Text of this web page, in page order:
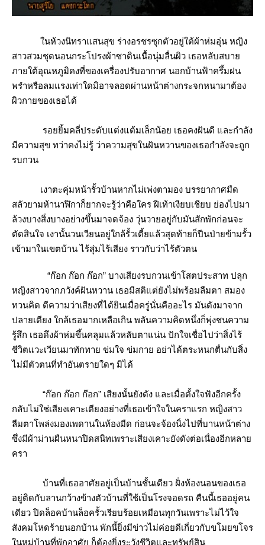
นห้วงนิทราแสนสุข ร่างอรชรซุกตัวอยู่ใต้ผ้าห่มอุ่น หญิง
สาวสวมชุดนอนกระโปรงผ้าซาตินเนื้อนุ่มลื่นผิว เธอหลับสบา
ภายใต้อุณหภูมิคงที่ของเครื่องปรับอากาศ นอกบ้านฟ้าครึ้มฝน
พรำหรือลมแรงเท่าใดมิอาจลอดผ่านหน้าต่างกระจกหนามาต้อง
ผิวกายของเธอได้
รอยยิ้มคลี่ประดับแต่งแต้มเล็กน้อย เธอคงฝันดี และกำลัง
มีความสุข ทว่าคงไม่รู้ ว่าความสุขในฝันหวานของเธอกำลังจะถูก
รบกวน
เงาตะคุ่มหน้ารั้วบ้านหากไม่เพ่งตามอง บรรยากาศมืด
สลัวยามห้านาฬิกาก็ยากจะรู้ว่าคือใคร ฝีเท้าเงียบเชียบ ย่องไปมา
ล้วงบางสิ่งบางอย่างขึ้นมาจดจ้อง วุ่นวายอยู่กับมันสักพักก่อนจะ
ตัดสินใจ เงานั้นวนเวียนอยู่ใกล้รั้วเตี้ยแล้วสุดท้ายก็ปีนป่ายข้ามรั้ว
เข้ามาในเขตบ้าน ไร้สุ่มไร้เสียง ราวกับว่าไร้ตัวตน
“ก๊อก ก๊อก ก๊อก” บางเสียงรบกวนเข้าโสตประสาท ปลุก
หญิงสาวจากภวังค์ฝันหวาน เธอมีสติแต่ยังไม่พร้อมลืมตา สมอง
ทวนคิด ตีความว่าเสียงที่ได้ยินเมื่อครู่นั่นคืออะไร มันดังมาจาก
ปลายเตียง ใกล้เธอมากเหลือเกิน พลันความคิดหนึ่งก็พุ่งชนความ
รู้สึก เธอดึงผ้าห่มขึ้นคลุมแล้วหลับตาแน่น ปักใจเชื่อไปว่าสิ่งไร้
ชีวิตแวะเวียนมาทักทาย ข่มใจ ข่มกาย อย่าได้ตระหนกตื่นกับสิ่ง
ไม่มีตัวตนที่ทำอันตรายใดๆ มิได้
“ก๊อก ก๊อก ก๊อก” เสียงนั้นยังดัง และเมื่อตั้งใจฟังอีกครั้ง
กลับไม่ใช่เสียงเคาะเตียงอย่างที่เธอเข้าใจในคราแรก หญิงสาว
ลืมตาโพล่งมองเพดานในห้องมืด ก่อนจะจ้องนิ่งไปที่บานหน้าต่าง
ซึ่งมีผ้าม่านผืนหนาปิดสนิทเพราะเสียงเคาะยังดังต่อเนื่องอีกหลา
ครา
บ้านที่เธออาศัยอยู่เป็นบ้านชั้นเดียว ฝั่งห้องนอนของเธอ
อยู่ติดกับลานกว้างข้างตัวบ้านที่ใช้เป็นโรงจอดรถ คืนนี้เธออยู่คน
เดียว ปิดล็อคบ้านล็อครั้วเรียบร้อยเหมือนทุกวันเพราะไม่ไว้ใจ
สังคมโหดร้ายนอกบ้าน พักนี้ยิ่งมีข่าวไม่ค่อยดีเกี่ยวกับขโมยขโจร
นหมู่บ้านที่พักอาศัย ก็ต้องยิ่งระวังชีวิตและทรัพย์สิน